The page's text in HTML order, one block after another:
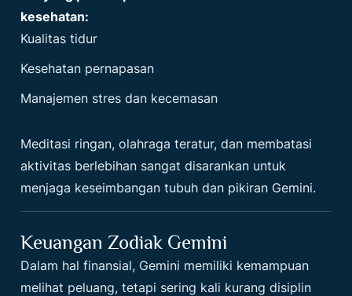
kesehatan:
Kualitas tidur
Kesehatan pernapasan
Manajemen stres dan kecemasan
Meditasi ringan, olahraga teratur, dan membatasi
aktivitas berlebihan sangat disarankan untuk
menjaga keseimbangan tubuh dan pikiran Gemini.
Keuangan Zodiak Gemini
Dalam hal finansial, Gemini memiliki kemampuan
melihat peluang, tetapi sering kali kurang disiplin